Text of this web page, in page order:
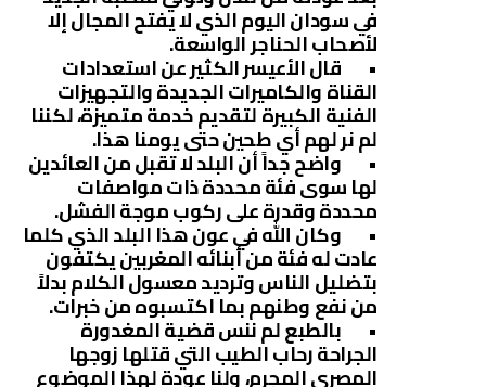
في سودان اليوم الذي لا يفتح المجال إلا
لأصحاب الحناجر الواسعة.
• قال الأعيسر الكثير عن استعدادات
القناة والكاميرات الجديدة والتجهيزات
الفنية الكبيرة لتقديم خدمة متميزة، لكننا
لم نر لهم أي طحين حتى يومنا هذا.
• واضح جداً أن البلد لا تقبل من العائدين
لها سوى فئة محددة ذات مواصفات
محددة وقدرة على ركوب موجة الفشل.
• وكان الله في عون هذا البلد الذي كلما
عادت له فئة من أبنائه المغربين يكتفون
بتضليل الناس وترديد معسول الكلام بدلاً
من نفع وطنهم بما اكتسبوه من خبرات.
• بالطبع لم ننس قضية المغدورة
الجراحة رحاب الطيب التي قتلها زوجها
المصري المجرم، ولنا عودة لهذا الموضوع